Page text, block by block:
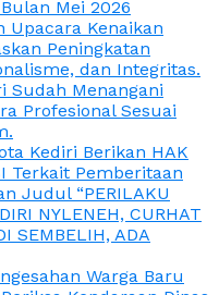
Mei 2026
Upacara Kenaikan
Peningkatan
dan Integritas.
Sudah Menangani
Profesional Sesuai
Kediri Berikan HAK
Terkait Pemberitaan
Judul “PERILAKU
NYLENEH, CURHAT
SEMBELIH, ADA
Warga Baru